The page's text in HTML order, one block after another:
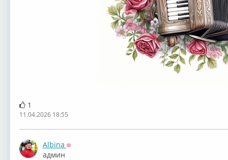
1
11.04.2026 18:55
Albina
Оффлайн
админ